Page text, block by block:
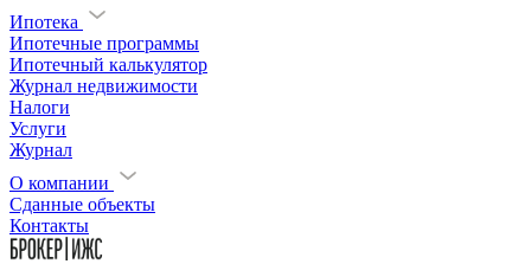
Ипотека
Ипотечные программы
Ипотечный калькулятор
Журнал недвижимости
Налоги
Услуги
Журнал
О компании
Сданные объекты
Контакты